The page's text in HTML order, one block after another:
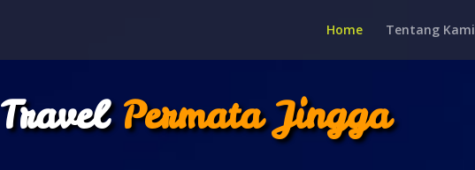
Home Tentang Kami
TravelPermata Jingga